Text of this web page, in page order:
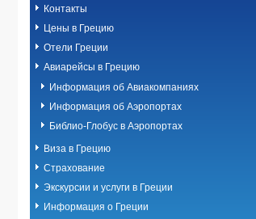
Контакты
Цены в Грецию
Отели Греции
Авиарейсы в Грецию
Информация об Авиакомпаниях
Информация об Аэропортах
Библио-Глобус в Аэропортах
Виза в Грецию
Страхование
Экскурсии и услуги в Греции
Информация о Греции